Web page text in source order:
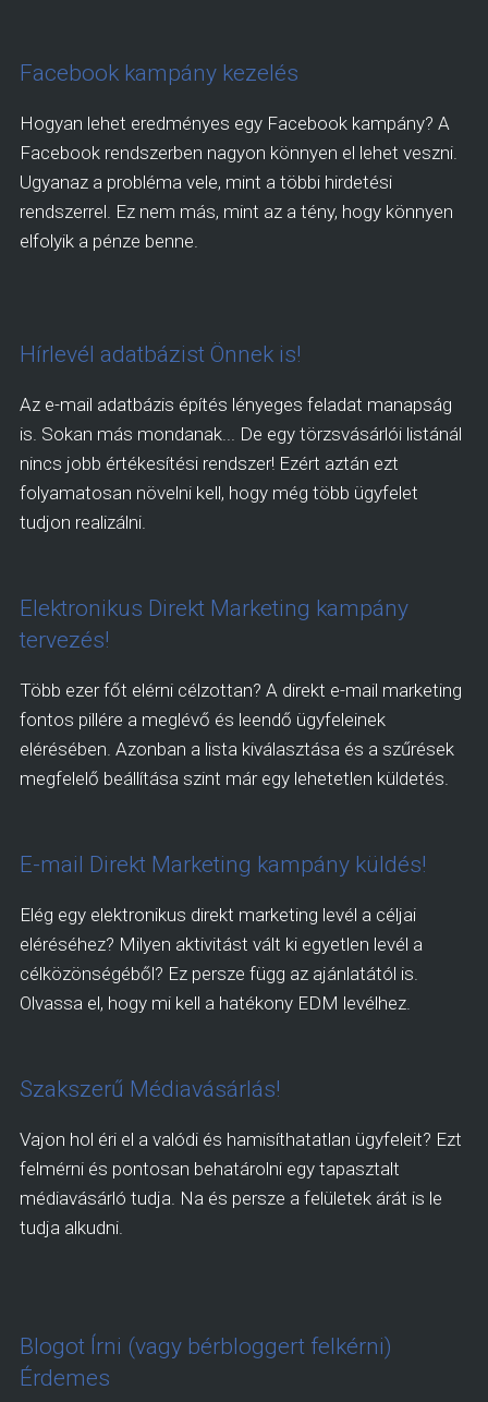
Facebook kampány kezelés
Hogyan lehet eredményes egy Facebook kampány? A
Facebook rendszerben nagyon könnyen el lehet veszni.
Ugyanaz a probléma vele, mint a többi hirdetési
rendszerrel. Ez nem más, mint az a tény, hogy könnyen
elfolyik a pénze benne.
Hírlevél adatbázist Önnek is!
Az e-mail adatbázis építés lényeges feladat manapság
is. Sokan más mondanak... De egy törzsvásárlói listánál
nincs jobb értékesítési rendszer! Ezért aztán ezt
folyamatosan növelni kell, hogy még több ügyfelet
tudjon realizálni.
Elektronikus Direkt Marketing kampány
tervezés!
Több ezer főt elérni célzottan? A direkt e-mail marketing
fontos pillére a meglévő és leendő ügyfeleinek
elérésében. Azonban a lista kiválasztása és a szűrések
megfelelő beállítása szint már egy lehetetlen küldetés.
E-mail Direkt Marketing kampány küldés!
Elég egy elektronikus direkt marketing levél a céljai
eléréséhez? Milyen aktivitást vált ki egyetlen levél a
célközönségéből? Ez persze függ az ajánlatától is.
Olvassa el, hogy mi kell a hatékony EDM levélhez.
Szakszerű Médiavásárlás!
Vajon hol éri el a valódi és hamisíthatatlan ügyfeleit? Ezt
felmérni és pontosan behatárolni egy tapasztalt
médiavásárló tudja. Na és persze a felületek árát is le
tudja alkudni.
Blogot Írni (vagy bérbloggert felkérni)
Érdemes